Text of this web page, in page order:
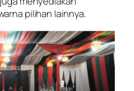
pilihan lainnya.